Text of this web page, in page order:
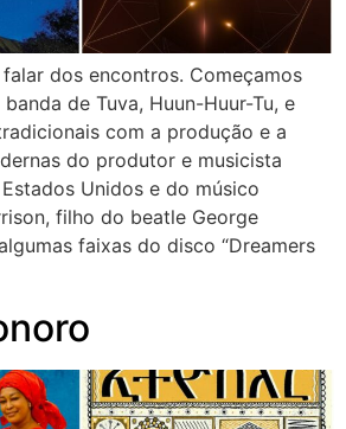
dos encontros. Começamos
de Tuva, Huun-Huur-Tu, e
com a produção e a
do produtor e musicista
Unidos e do músico
filho do beatle George
faixas do disco “Dreamers